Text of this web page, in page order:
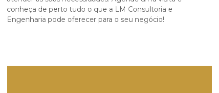
conheça de perto tudo o que a LM Consultoria e
Engenharia pode oferecer para o seu negócio!